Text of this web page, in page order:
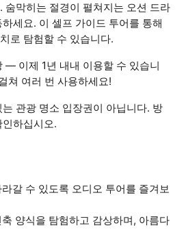
숨막히는 절경이 펼쳐지는 오션 드라
세요. 이 셀프 가이드 투어를 통해
로 탐험할 수 있습니다.
— 이제 1년 내내 이용할 수 있습니
쳐 여러 번 사용하세요!
관광 명소 입장권이 아닙니다. 방
하십시오.
갈 수 있도록 오디오 투어를 즐겨보
양식을 탐험하고 감상하며, 아름다